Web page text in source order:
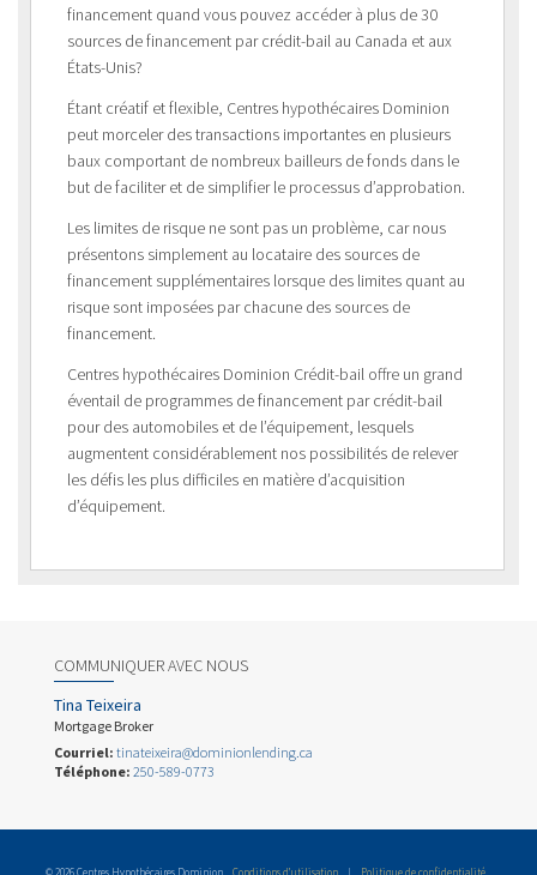
financement quand vous pouvez accéder à plus de 30
sources de financement par crédit-bail au Canada et aux
États-Unis?
Étant créatif et flexible, Centres hypothécaires Dominion
peut morceler des transactions importantes en plusieurs
baux comportant de nombreux bailleurs de fonds dans le
but de faciliter et de simplifier le processus d’approbation.
Les limites de risque ne sont pas un problème, car nous
présentons simplement au locataire des sources de
financement supplémentaires lorsque des limites quant au
risque sont imposées par chacune des sources de
financement.
Centres hypothécaires Dominion Crédit-bail offre un grand
éventail de programmes de financement par crédit-bail
pour des automobiles et de l’équipement, lesquels
augmentent considérablement nos possibilités de relever
les défis les plus difficiles en matière d’acquisition
d’équipement.
COMMUNIQUER AVEC NOUS
Tina Teixeira
Mortgage Broker
Courriel: tinateixeira@dominionlending.ca
Téléphone: 250-589-0773
© 2026 Centres Hypothécaires Dominion Conditions d’utilisation | Politique de confidentialité